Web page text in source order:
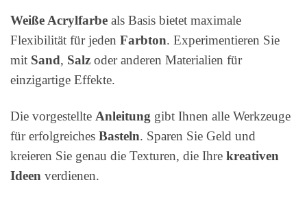
Weiße Acrylfarbe als Basis bietet maximale
Flexibilität für jeden Farbton. Experimentieren Sie
mit Sand, Salz oder anderen Materialien für
einzigartige Effekte.
Die vorgestellte Anleitung gibt Ihnen alle Werkzeuge
für erfolgreiches Basteln. Sparen Sie Geld und
kreieren Sie genau die Texturen, die Ihre kreativen
Ideen verdienen.